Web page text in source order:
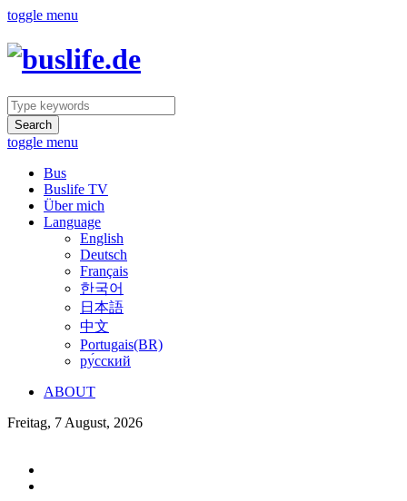
toggle menu
Search
toggle menu
Bus
Buslife TV
Über mich
Language
English
Deutsch
Français
한국어
日本語
中文
Portugais(BR)
ру́сский
ABOUT
Freitag, 7 August, 2026